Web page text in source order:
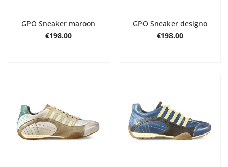
GPO Sneaker maroon
€198.00
GPO Sneaker designo
€198.00